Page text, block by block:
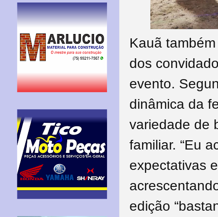
Kauã
dos
evento.
dinâmica da
variedade de
familiar. “Eu
expectativas
edição